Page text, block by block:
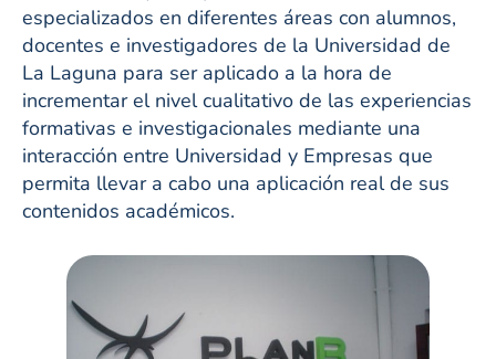
especializados en diferentes áreas con alumnos,
docentes e investigadores de la Universidad de
La Laguna para ser aplicado a la hora de
incrementar el nivel cualitativo de las experiencias
formativas e investigacionales mediante una
interacción entre Universidad y Empresas que
permita llevar a cabo una aplicación real de sus
contenidos académicos.